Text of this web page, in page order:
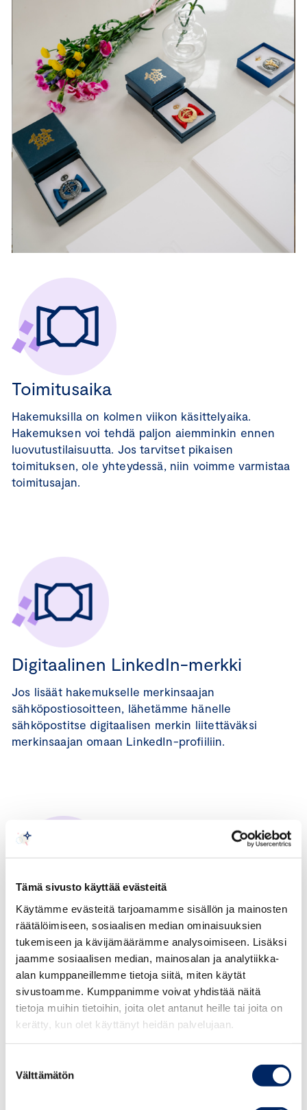
Tämä sivusto käyttää evästeitä
Käytämme evästeitä tarjoamamme sisällön ja mainosten
räätälöimiseen, sosiaalisen median ominaisuuksien
tukemiseen ja kävijämäärämme analysoimiseen. Lisäksi
jaamme sosiaalisen median, mainosalan ja analytiikka-
alan kumppaneillemme tietoja siitä, miten käytät
sivustoamme. Kumppanimme voivat yhdistää näitä
tietoja muihin tietoihin, joita olet antanut heille tai joita on
kerätty, kun olet käyttänyt heidän palvelujaan.
valinta
Välttämätön
Toimitusaika
Hakemuksilla on kolmen viikon käsittelyaika.
Hakemuksen voi tehdä paljon aiemminkin ennen
luovutustilaisuutta. Jos tarvitset pikaisen
toimituksen, ole yhteydessä, niin voimme varmistaa
toimitusajan.
Digitaalinen LinkedIn-merkki
Jos lisäät hakemukselle merkinsaajan
sähköpostiosoitteen, lähetämme hänelle
sähköpostitse digitaalisen merkin liitettäväksi
merkinsaajan omaan LinkedIn-profiiliin.
Työsuhteen kesto
Työsuhteen kestoon lasketaan sairaus-, äitiys-,
isyys- ja vanhempainloma, tilapäinen lomautus ja
asevelvollisuuden suorittaminen. Pitempiaikaiset
opinto-, virka-, vuorottelu- ja hoitovapaat
vähennetään ansiomerkkiin oikeuttavasta ajasta.